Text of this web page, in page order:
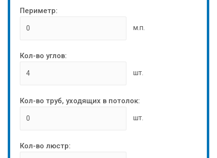
Периметр:
м.п.
Кол-во углов:
шт.
Кол-во труб, уходящих в потолок:
шт.
Кол-во люстр: